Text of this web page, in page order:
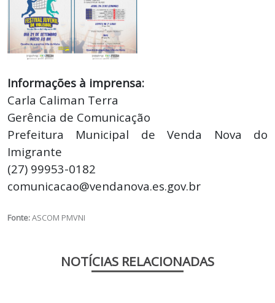
Informações à imprensa:
Carla Caliman Terra
Gerência de Comunicação
Prefeitura Municipal de Venda Nova do
Imigrante
(27) 99953-0182
comunicacao@vendanova.es.gov.br
Fonte:ASCOM PMVNI
NOTÍCIAS RELACIONADAS